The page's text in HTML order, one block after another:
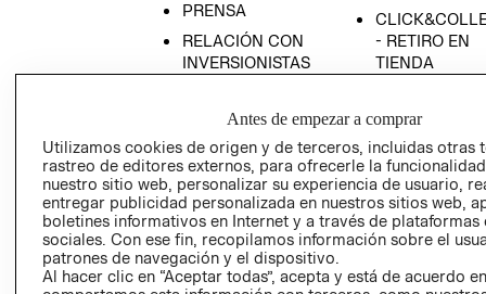
PRENSA
RELACIÓN CON
INVERSIONISTAS
EMPRESARIAL
- RETIRO EN
TIENDA
CONDICIONES
AVISO DE
PRIVACIDAD
GIFT CARD
AVISO DE
COOKIES
Antes de empezar a comprar
Utilizamos cookies de origen y de terceros, incluidas otras
rastreo de editores externos, para ofrecerle la
nuestro sitio web, personalizar su experiencia de usuario,
entregar publicidad personalizada en nuestros sitios web,
boletines informativos en Internet y a través de plataformas
sociales. Con ese fin, recopilamos información sobre el
patrones de navegación y el dispositivo.
Al hacer clic en “Aceptar todas”, acepta y está de acuerdo